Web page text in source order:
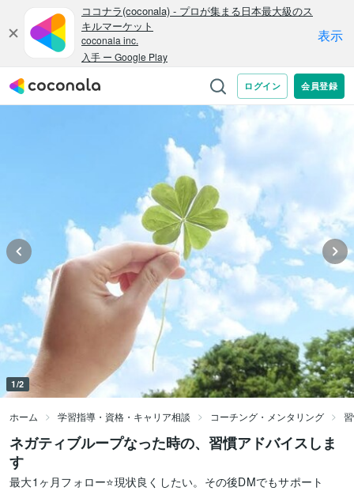
1/2
ホーム 学習指導・資格・キャリア相談 コーチング・メンタリング
ネガティブループなった時の、習慣アドバイスしま
す
最大1ヶ月フォロー⭐️現状良くしたい。その後DMでもサポート